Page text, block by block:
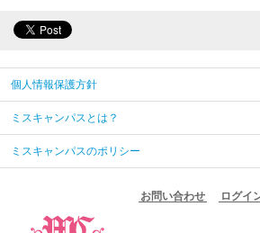
個人情報保護方針
ミスキャンパスとは？
ミスキャンパスのポリシー
お問い合わせ ログイ